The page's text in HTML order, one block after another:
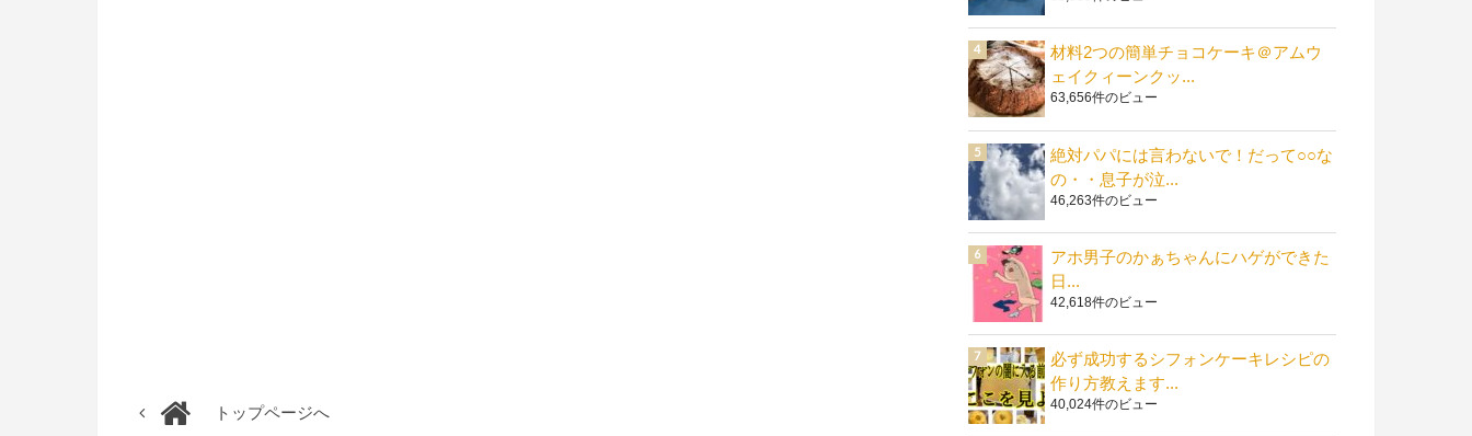
トップページへ
材料2つの簡単チョコケーキ＠アムウ
ェイクィーンクッ...
63,656件のビュー
絶対パパには言わないで！だって○○な
の・・息子が泣...
46,263件のビュー
アホ男子のかぁちゃんにハゲができた
日...
42,618件のビュー
必ず成功するシフォンケーキレシピの
作り方教えます...
40,024件のビュー